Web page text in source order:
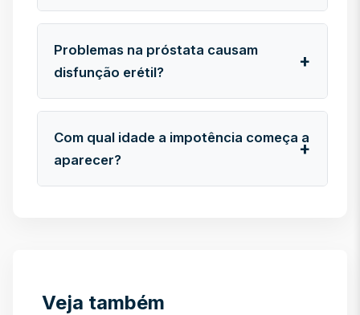
Problemas na próstata causam
disfunção erétil?
Com qual idade a impotência começa a
aparecer?
Veja também